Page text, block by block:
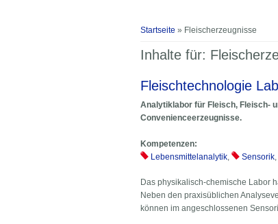
Startseite » Fleischerzeugnisse
Inhalte für:
Fleischtechnologie
Analytiklabor für Fleisch, Fleisch-
Convenienceerzeugnisse.
Kompetenzen:
Lebensmittelanalytik, Sensorik
Das physikalisch-chemische Labor
Neben den praxisüblichen
können im angeschlossenen